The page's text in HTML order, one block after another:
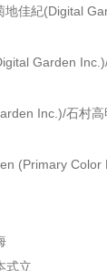
佳紀(Digital
Garden
Inc.)/石村
(Primary Color
式立